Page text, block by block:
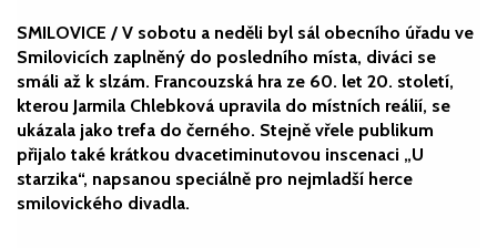
SMILOVICE / V sobotu a neděli byl sál obecního úřadu ve
Smilovicích zaplněný do posledního místa, diváci se
smáli až k slzám. Francouzská hra ze 60. let 20. století,
kterou Jarmila Chlebková upravila do místních reálií, se
ukázala jako trefa do černého. Stejně vřele publikum
přijalo také krátkou dvacetiminutovou inscenaci „U
starzika“, napsanou speciálně pro nejmladší herce
smilovického divadla.